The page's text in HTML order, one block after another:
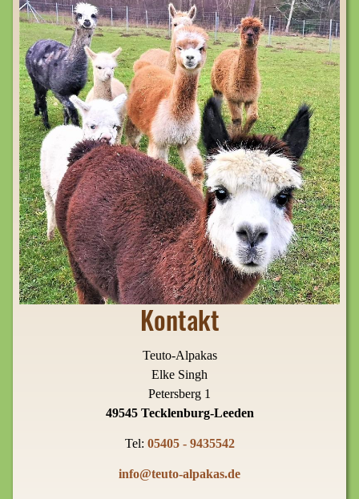
Kontakt
Teuto-Alpakas
Elke Singh
Petersberg 1
49545 Tecklenburg-Leeden
Tel: 05405 - 9435542
info@teuto-alpakas.de